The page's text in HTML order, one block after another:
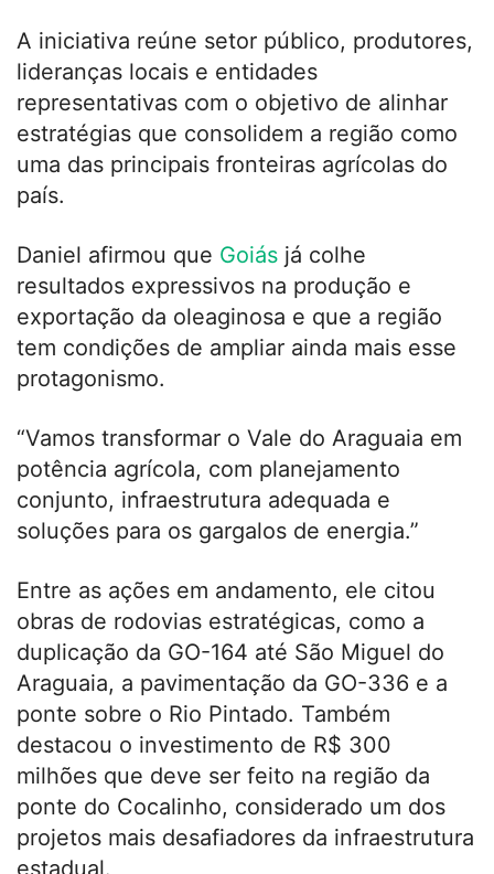
A iniciativa reúne setor público, produtores,
lideranças locais e entidades
representativas com o objetivo de alinhar
estratégias que consolidem a região como
uma das principais fronteiras agrícolas do
país.
Daniel afirmou que Goiás já colhe
resultados expressivos na produção e
exportação da oleaginosa e que a região
tem condições de ampliar ainda mais esse
protagonismo.
“Vamos transformar o Vale do Araguaia em
potência agrícola, com planejamento
conjunto, infraestrutura adequada e
soluções para os gargalos de energia.”
Entre as ações em andamento, ele citou
obras de rodovias estratégicas, como a
duplicação da GO-164 até São Miguel do
Araguaia, a pavimentação da GO-336 e a
ponte sobre o Rio Pintado. Também
destacou o investimento de R$ 300
milhões que deve ser feito na região da
ponte do Cocalinho, considerado um dos
projetos mais desafiadores da infraestrutura
estadual.